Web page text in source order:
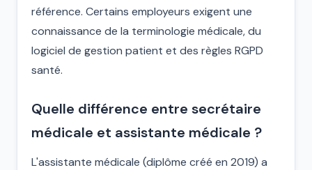
référence. Certains employeurs exigent une
connaissance de la terminologie médicale, du
logiciel de gestion patient et des règles RGPD
santé.
Quelle différence entre secrétaire
médicale et assistante médicale ?
L'assistante médicale (diplôme créé en 2019) a